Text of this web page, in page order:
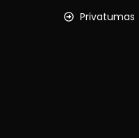
Privatumas